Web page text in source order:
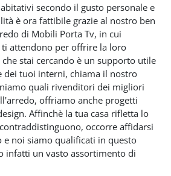
secondo il gusto personale e
è ora fattibile grazie al nostro ben
di Mobili Porta Tv, in cui
attendono per offrire la loro
che stai cercando è un supporto utile
dei tuoi interni, chiama il nostro
quali rivenditori dei migliori
offriamo anche progetti
Affinchè la tua casa rifletta lo
occorre affidarsi
e noi siamo qualificati in questo
infatti un vasto assortimento di